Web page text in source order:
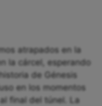
atrapados en la
la cárcel, esperando
de Génesis
en los momentos
final del túnel. La